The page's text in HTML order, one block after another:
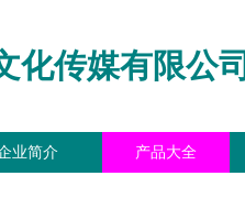
化传媒有限公司
业简介 产品大全